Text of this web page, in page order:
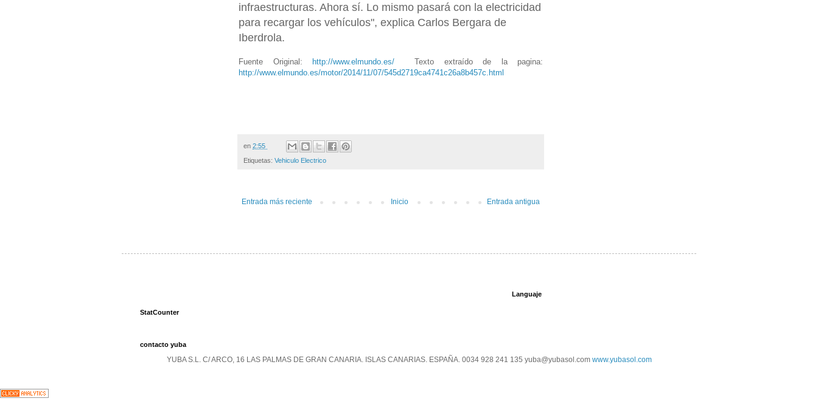
infraestructuras. Ahora sí. Lo mismo pasará con la electricidad
para recargar los vehículos", explica Carlos Bergara de
Iberdrola.
Fuente Original: http://www.elmundo.es/ Texto extraído de la pagina:
http://www.elmundo.es/motor/2014/11/07/545d2719ca4741c26a8b457c.html
en 2:55
Etiquetas: Vehiculo Electrico
Entrada más reciente Entrada antigua
Inicio
StatCounter
Languaje
contacto yuba
YUBA S.L. C/ ARCO, 16 LAS PALMAS DE GRAN CANARIA. ISLAS CANARIAS. ESPAÑA. 0034 928 241 135 yuba@yubasol.com www.yubasol.com